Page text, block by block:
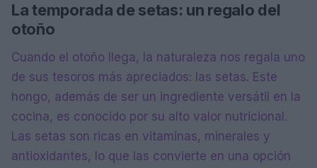
La temporada de setas: un regalo del
otoño
Cuando el otoño llega, la naturaleza nos regala uno
de sus tesoros más apreciados: las setas. Este
hongo, además de ser un ingrediente versátil en la
cocina, es conocido por su alto valor nutricional.
Las setas son ricas en vitaminas, minerales y
antioxidantes, lo que las convierte en una opción